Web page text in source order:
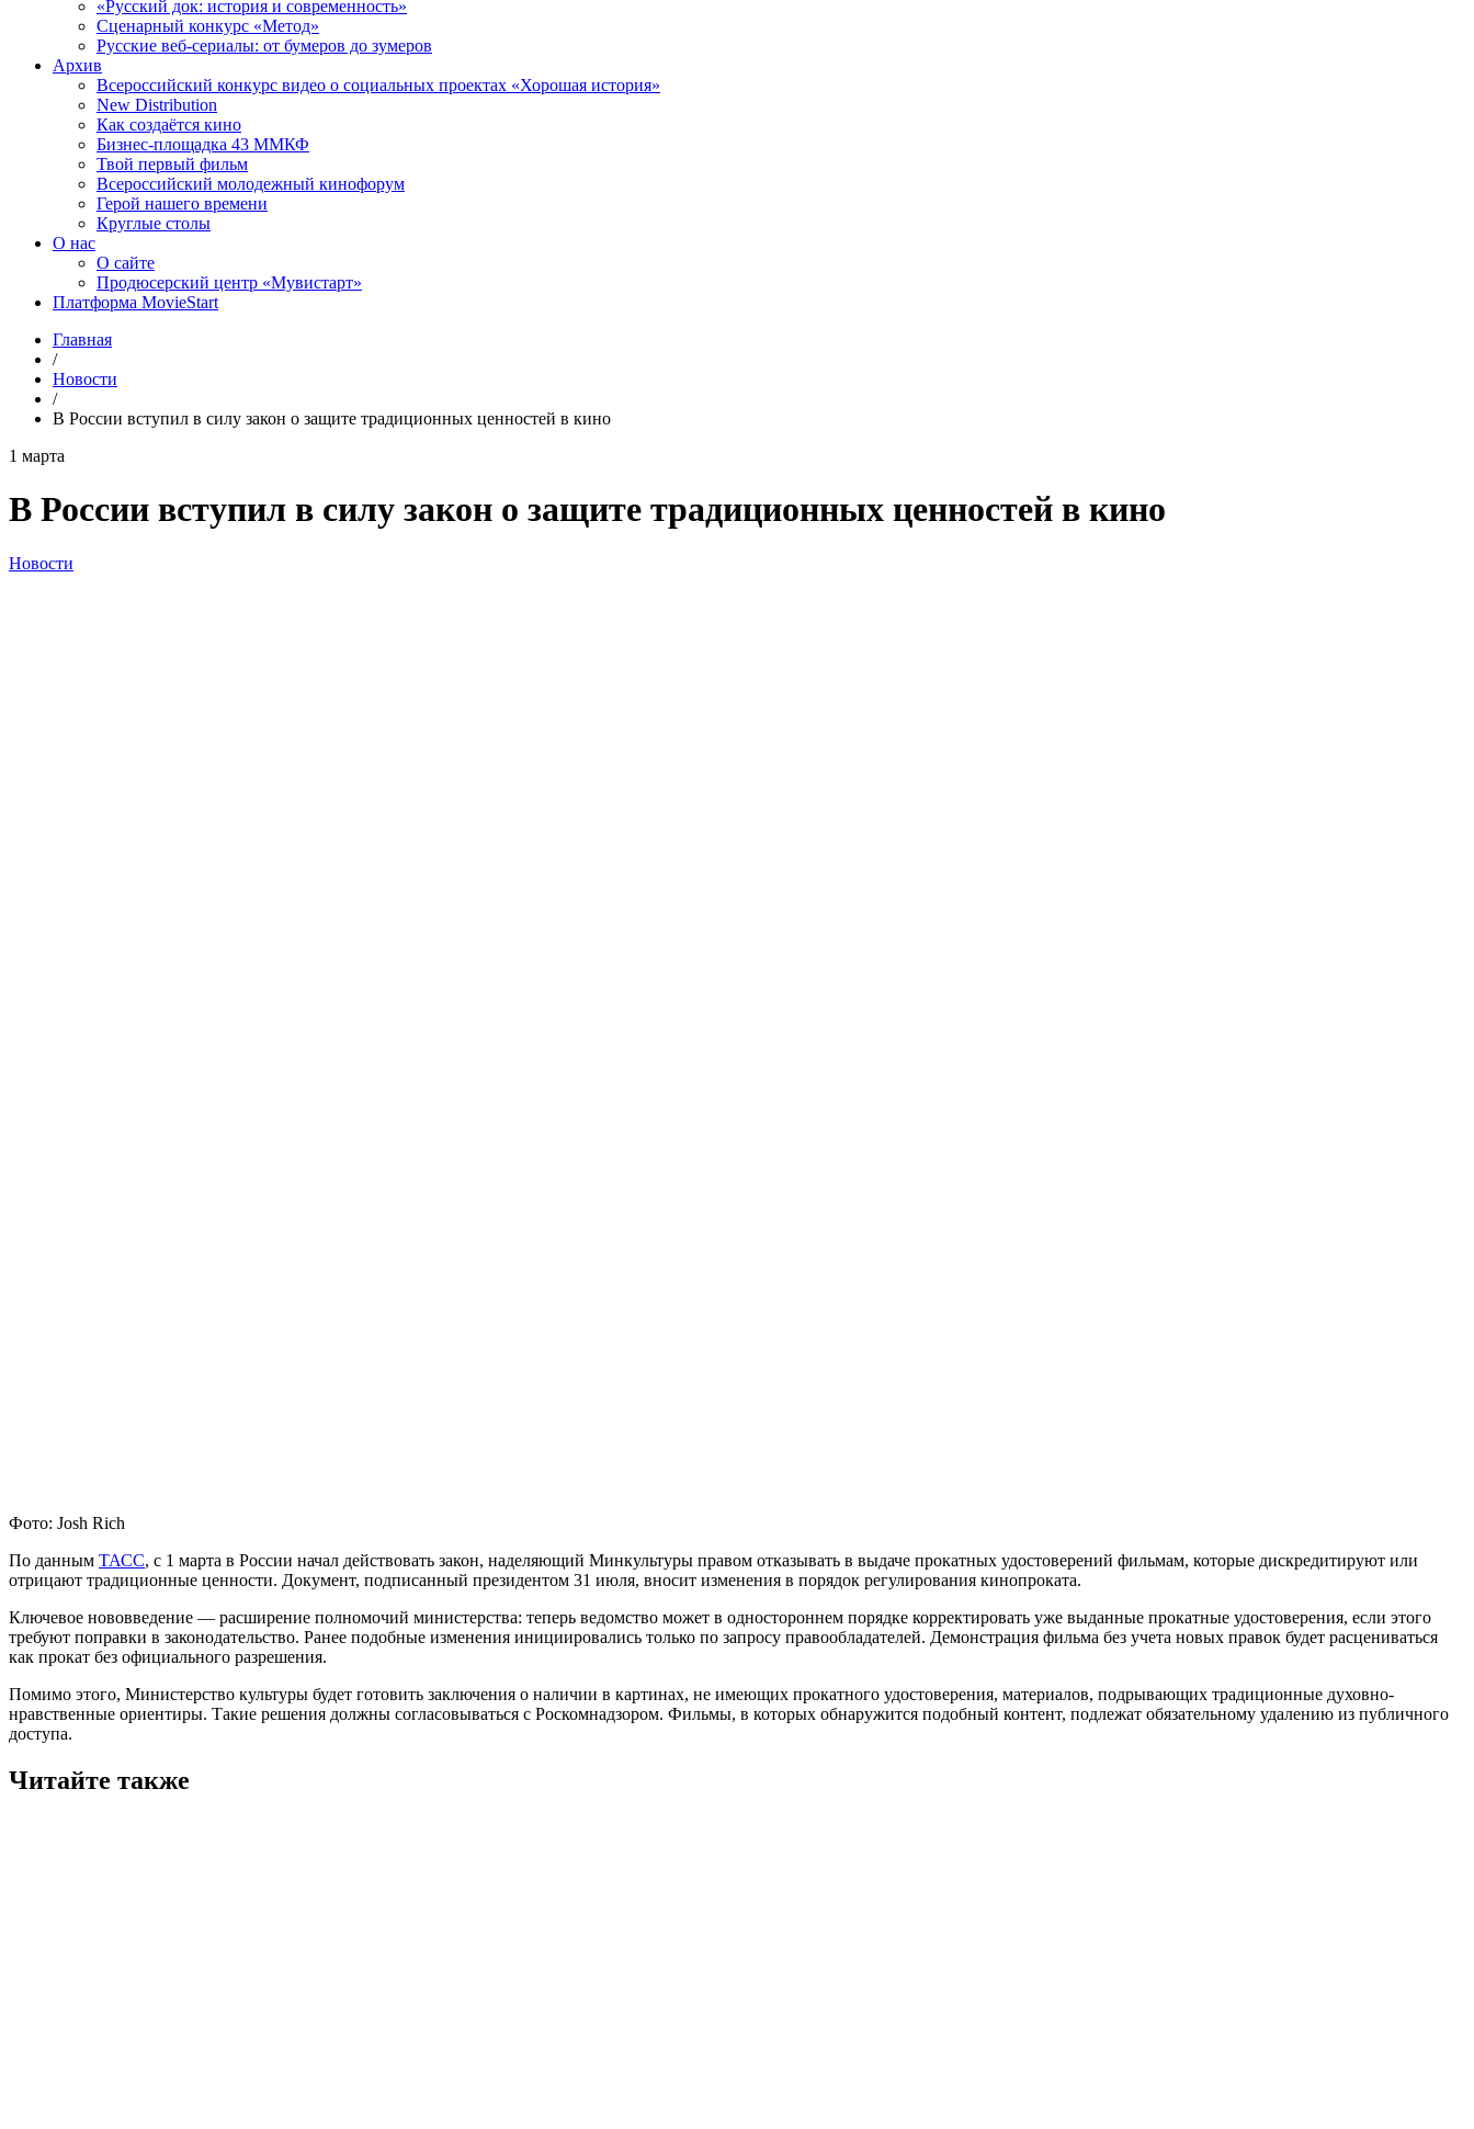
«Русский док: история и современность»
Сценарный конкурс «Метод»
Русские веб-сериалы: от бумеров до зумеров
Архив
Всероссийский конкурс видео о социальных проектах «Хорошая история»
New Distribution
Как создаётся кино
Бизнес-площадка 43 ММКФ
Твой первый фильм
Всероссийский молодежный кинофорум
Герой нашего времени
Круглые столы
О нас
О сайте
Продюсерский центр «Мувистарт»
Платформа MovieStart
Главная
/
Новости
/
В России вступил в силу закон о защите традиционных ценностей в кино
1 марта
В России вступил в силу закон о защите традиционных ценностей в кино
Новости
Фото: Josh Rich
По данным ТАСС, с 1 марта в России начал действовать закон, наделяющий Минкультуры правом отказывать в выдаче прокатных удостоверений фильмам, которые дискредитируют или
отрицают традиционные ценности. Документ, подписанный президентом 31 июля, вносит изменения в порядок регулирования кинопроката.
Ключевое нововведение — расширение полномочий министерства: теперь ведомство может в одностороннем порядке корректировать уже выданные прокатные удостоверения, если этого
требуют поправки в законодательство. Ранее подобные изменения инициировались только по запросу правообладателей. Демонстрация фильма без учета новых правок будет расцениваться
как прокат без официального разрешения.
Помимо этого, Министерство культуры будет готовить заключения о наличии в картинах, не имеющих прокатного удостоверения, материалов, подрывающих традиционные духовно-
нравственные ориентиры. Такие решения должны согласовываться с Роскомнадзором. Фильмы, в которых обнаружится подобный контент, подлежат обязательному удалению из публичного
доступа.
Читайте также